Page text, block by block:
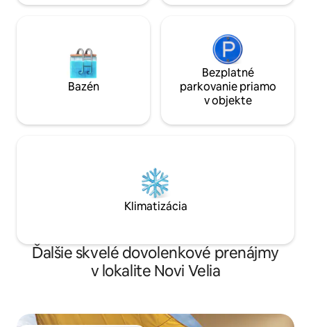
pre oddych na slniečku.
Bazén
Bezplatné
parkovanie priamo
v objekte
Klimatizácia
Ďalšie skvelé dovolenkové prenájmy
v lokalite Novi Velia